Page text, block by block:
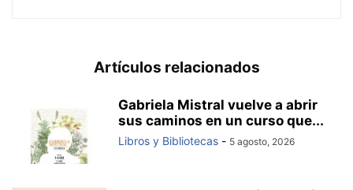
Artículos relacionados
Gabriela Mistral vuelve a abrir
sus caminos en un curso que...
Libros y Bibliotecas - 5 agosto, 2026